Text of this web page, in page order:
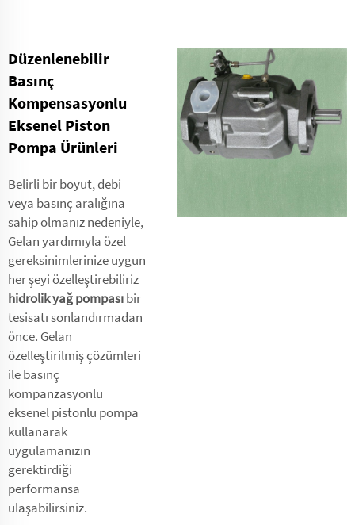
Düzenlenebilir
Basınç
Kompensasyonlu
Eksenel Piston
Pompa Ürünleri
Belirli bir boyut, debi
veya basınç aralığına
sahip olmanız nedeniyle,
Gelan yardımıyla özel
gereksinimlerinize uygun
her şeyi özelleştirebiliriz
hidrolik yağ pompasıbir
tesisatı sonlandırmadan
önce. Gelan
özelleştirilmiş çözümleri
ile basınç
kompanzasyonlu
eksenel pistonlu pompa
kullanarak
uygulamanızın
gerektirdiği
performansa
ulaşabilirsiniz.